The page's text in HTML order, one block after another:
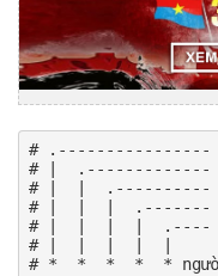
# .----------------
# |  .-------------
# |  |  .----------
# |  |  |  .-------
# |  |  |  |  .----
# |  |  |  |  |
# *  *  *  *  *